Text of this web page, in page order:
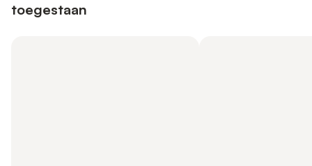
toegestaan